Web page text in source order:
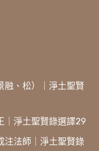
融、松）｜淨土聖賢
｜淨土聖賢錄選譯29
注法師｜淨土聖賢錄